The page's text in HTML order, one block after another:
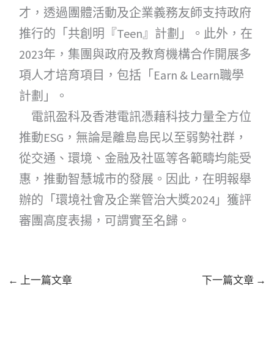
才，透過團體活動及企業義務友師支持政府
推行的「共創明『Teen』計劃」。此外，在
2023年，集團與政府及教育機構合作開展多
項人才培育項目，包括「Earn & Learn職學
計劃」。
電訊盈科及香港電訊憑藉科技力量全方位
推動ESG，無論是離島島民以至弱勢社群，
從交通、環境、金融及社區等各範疇均能受
惠，推動智慧城市的發展。因此，在明報舉
辦的「環境社會及企業管治大獎2024」獲評
審團高度表揚，可謂實至名歸。
← 上一篇文章 下一篇文章 →